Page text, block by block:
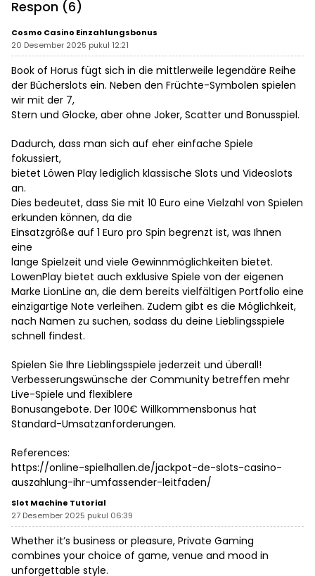
Respon (6)
Cosmo Casino Einzahlungsbonus
20 Desember 2025 pukul 12:21
Book of Horus fügt sich in die mittlerweile legendäre Reihe
der Bücherslots ein. Neben den Früchte-Symbolen spielen
wir mit der 7,
Stern und Glocke, aber ohne Joker, Scatter und Bonusspiel.
Dadurch, dass man sich auf eher einfache Spiele
fokussiert,
bietet Löwen Play lediglich klassische Slots und Videoslots
an.
Dies bedeutet, dass Sie mit 10 Euro eine Vielzahl von Spielen
erkunden können, da die
Einsatzgröße auf 1 Euro pro Spin begrenzt ist, was Ihnen
eine
lange Spielzeit und viele Gewinnmöglichkeiten bietet.
LowenPlay bietet auch exklusive Spiele von der eigenen
Marke LionLine an, die dem bereits vielfältigen Portfolio eine
einzigartige Note verleihen. Zudem gibt es die Möglichkeit,
nach Namen zu suchen, sodass du deine Lieblingsspiele
schnell findest.
Spielen Sie Ihre Lieblingsspiele jederzeit und überall!
Verbesserungswünsche der Community betreffen mehr
Live-Spiele und flexiblere
Bonusangebote. Der 100€ Willkommensbonus hat
Standard-Umsatzanforderungen.
References:
https://online-spielhallen.de/jackpot-de-slots-casino-
auszahlung-ihr-umfassender-leitfaden/
Slot Machine Tutorial
27 Desember 2025 pukul 06:39
Whether it’s business or pleasure, Private Gaming
combines your choice of game, venue and mood in
unforgettable style.